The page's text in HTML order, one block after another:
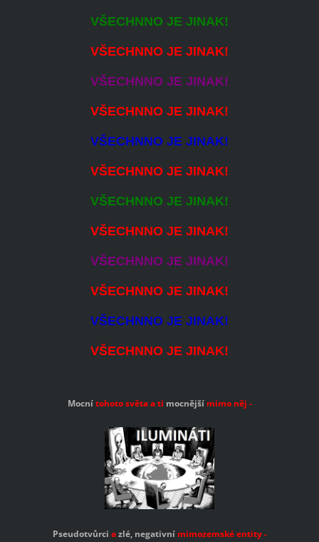
VŠECHNNO JE JINAK!
VŠECHNNO JE JINAK!
VŠECHNNO JE JINAK!
VŠECHNNO JE JINAK!
VŠECHNNO JE JINAK!
VŠECHNNO JE JINAK!
VŠECHNNO JE JINAK!
VŠECHNNO JE JINAK!
VŠECHNNO JE JINAK!
VŠECHNNO JE JINAK!
VŠECHNNO JE JINAK!
VŠECHNNO JE JINAK!
Mocnítohoto světa a ti mocnějšímimo něj -
Pseudotvůrci azlé, negativnímimozemskéentity-